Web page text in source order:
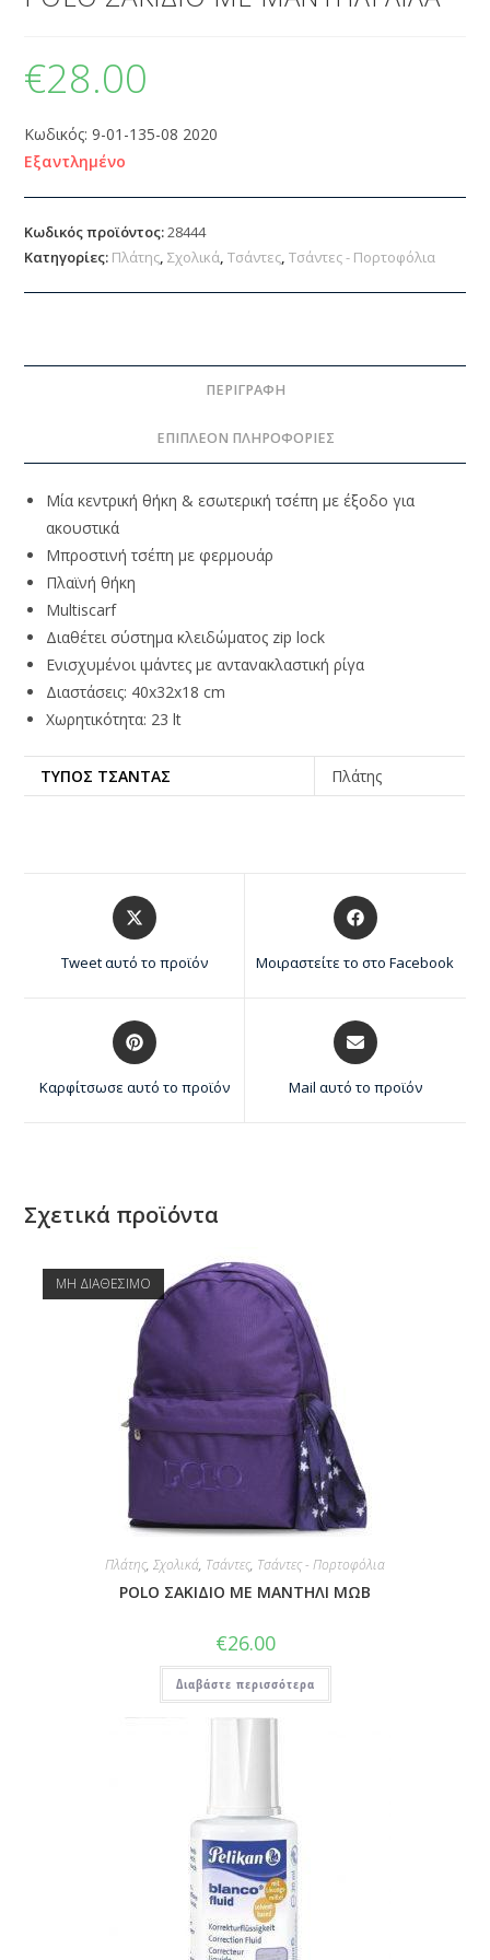
€28.00
Κωδικός: 9-01-135-08 2020
Εξαντλημένο
Κωδικός προϊόντος:28444
Κατηγορίες: Πλάτης,Σχολικά,Τσάντες,Τσάντες - Πορτοφόλια
ΠΕΡΙΓΡΑΦΉ
ΕΠΙΠΛΈΟΝ ΠΛΗΡΟΦΟΡΊΕΣ
Μία κεντρική θήκη & εσωτερική τσέπη με έξοδο για
ακουστικά
Μπροστινή τσέπη με φερμουάρ
Πλαϊνή θήκη
Multiscarf
Διαθέτει σύστηµα κλειδώµατος zip lock
Ενισχυμένοι ιμάντες με αντανακλαστική ρίγα
Διαστάσεις: 40x32x18 cm
Χωρητικότητα: 23 lt
ΤΎΠΟΣ ΤΣΆΝΤΑΣ Πλάτης
Tweet αυτό το προϊόν Μοιραστείτε το στο Facebook
Καρφίτσωσε αυτό το προϊόν Mail αυτό το προϊόν
Σχετικά προϊόντα
ΜΗ ΔΙΑΘΕΣΙΜΟ
Πλάτης, Σχολικά, Τσάντες, Τσάντες - Πορτοφόλια
POLO ΣΑΚΙΔΙΟ ΜΕ ΜΑΝΤΗΛΙ ΜΩΒ
€26.00
Διαβάστε περισσότερα